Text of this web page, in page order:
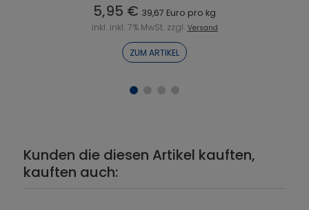
5,95 € 39,67 Euro pro kg
inkl. inkl. 7% MwSt. zzgl. Versand
ZUM ARTIKEL
Kunden die diesen Artikel kauften,
kauften auch: